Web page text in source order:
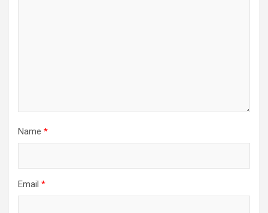
Name *
Email *